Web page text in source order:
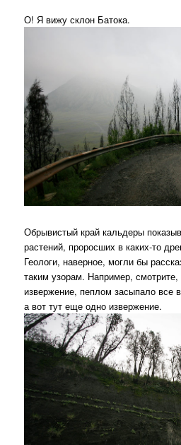
О! Я вижу склон Батока.
Обрывистый край кальдеры
растений, проросших в каких-то
Геологи, наверное, могли бы
таким узорам. Например, смотрите,
извержение, пеплом засыпало все
а вот тут еще одно извержение.